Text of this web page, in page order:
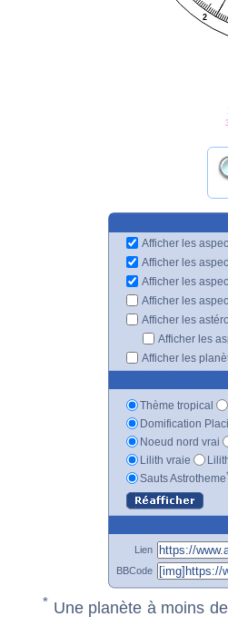
2
Afficher les
Afficher les
Afficher les
Afficher les
Afficher les
Afficher les
Afficher les
Thème tropical
Domification
Noeud nord vrai
Lilith vraie
Sauts Astrotheme
Lien
BBCode
* Une planète à moins